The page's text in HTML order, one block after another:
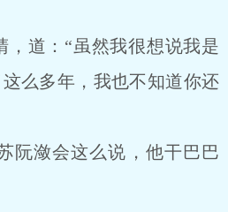
道：“虽然我很想说我是
么多年，我也不知道你还
潋会这么说，他干巴巴